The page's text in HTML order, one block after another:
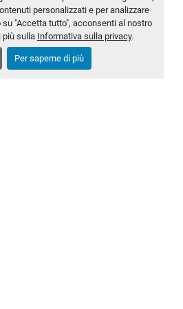
personalizzati e per analizzare
"Accetta tutto", acconsenti al nostro
più sulla Informativa sulla privacy.
Per saperne di più
2100 L
MLTC-0007-WH